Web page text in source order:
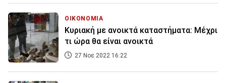
ΟΙΚΟΝΟΜΙΑ
Κυριακή με ανοικτά καταστήματα: Μέχρι
τι ώρα θα είναι ανοικτά
27 Νοε 2022 16:22